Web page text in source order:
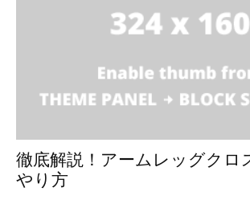
徹底解説！アームレッグクロ
やり方